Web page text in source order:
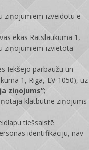
ziņojumiem izveidotu e-
ēkas Rātslaukumā 1,
ziņojumiem izvietotā
Iekšējo pārbaužu un
1, Rīgā, LV-1050), uz
ziņojums”;
klātbūtnē ziņojums
tiešsaistē
identifikāciju, nav